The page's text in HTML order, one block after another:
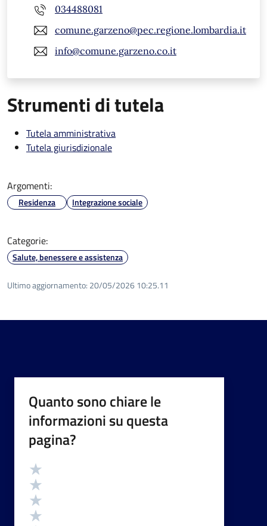
034488081
comune.garzeno@pec.regione.lombardia.it
info@comune.garzeno.co.it
Strumenti di tutela
Tutela amministrativa
Tutela giurisdizionale
Argomenti:
Residenza Integrazione sociale
Categorie:
Salute, benessere e assistenza
Ultimo aggiornamento: 20/05/2026 10:25.11
Quanto sono chiare le
informazioni su questa
pagina?
Valutazione